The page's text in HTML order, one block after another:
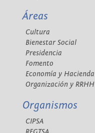
Áreas
Cultura
Bienestar Social
Presidencia
Fomento
Economía y Hacienda
Organización y RRHH
Organismos
CIPSA